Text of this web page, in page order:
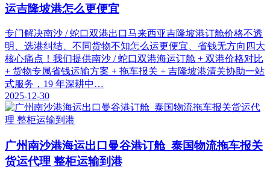
运吉隆坡港怎么更便宜
专门解决南沙 / 蛇口双港出口马来西亚吉隆坡港订舱价格不透
明、选港纠结、不同货物不知怎么运更便宜、省钱无方向四大
核心痛点！我们提供南沙 / 蛇口双港海运订舱 + 双港价格对比
+ 货物专属省钱运输方案 + 拖车报关 + 吉隆坡港清关协助一站
式服务，19 年深耕中…
2025-12-30
广州南沙港海运出口曼谷港订舱_泰国物流拖车报关
货运代理 整柜运输到港